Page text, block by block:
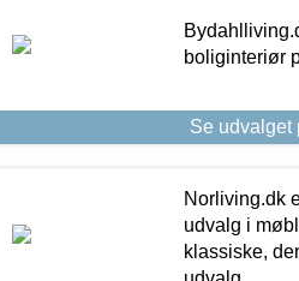
boliginteriør
Se udvalget
Norliving.dk
udvalg i
klassiske,